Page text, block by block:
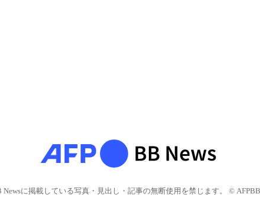
Newsに掲載している写真・見出し・記事の無断使用を禁じます。 © AFPBB